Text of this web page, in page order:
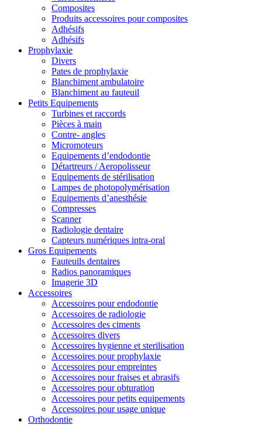
Composites
Produits accessoires pour composites
Adhésifs
Adhésifs
Prophylaxie
Divers
Pates de prophylaxie
Blanchiment ambulatoire
Blanchiment au fauteuil
Petits Equipements
Turbines et raccords
Pièces à main
Contre- angles
Micromoteurs
Equipements d’endodontie
Détartreurs / Aeropolisseur
Equipements de stérilisation
Lampes de photopolymérisation
Equipements d’anesthésie
Compresses
Scanner
Radiologie dentaire
Capteurs numériques intra-oral
Gros Equipements
Fauteuils dentaires
Radios panoramiques
Imagerie 3D
Accessoires
Accessoires pour endodontie
Accessoires de radiologie
Accessoires des ciments
Accessoires divers
Accessoires hygienne et sterilisation
Accessoires pour prophylaxie
Accessoires pour empreintes
Accessoires pour fraises et abrasifs
Accessoires pour obturation
Accessoires pour petits equipements
Accessoires pour usage unique
Orthodontie